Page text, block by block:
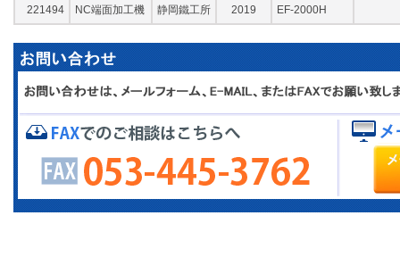
221494 NC端面加工機 静岡鐵工所 2019 EF-2000H